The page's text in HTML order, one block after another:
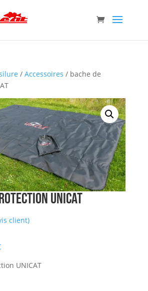
/ Accessoires / bache de
UNICAT
client)
UNICAT